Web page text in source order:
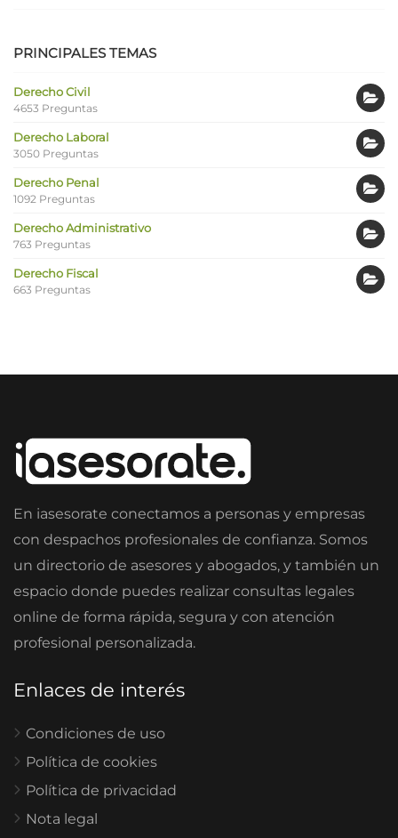
PRINCIPALES TEMAS
Derecho Civil
4653 Preguntas
Derecho Laboral
3050 Preguntas
Derecho Penal
1092 Preguntas
Derecho Administrativo
763 Preguntas
Derecho Fiscal
663 Preguntas
En iasesorate conectamos a personas y empresas
con despachos profesionales de confianza. Somos
un directorio de asesores y abogados, y también un
espacio donde puedes realizar consultas legales
online de forma rápida, segura y con atención
profesional personalizada.
Enlaces de interés
Condiciones de uso
Política de cookies
Política de privacidad
Nota legal